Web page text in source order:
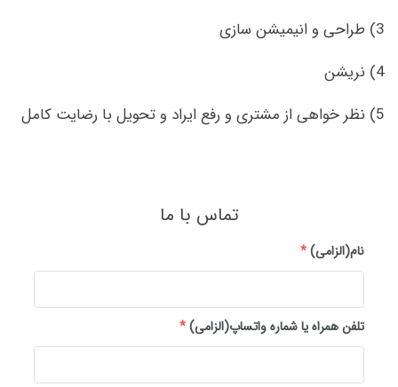
3) طراحی و انیمیشن سازی
4) نریشن
5) نظر خواهی از مشتری و رفع ایراد و تحویل با رضایت کامل
تماس با ما
نام(الزامی)*
تلفن همراه یا شماره واتساپ(الزامی)*